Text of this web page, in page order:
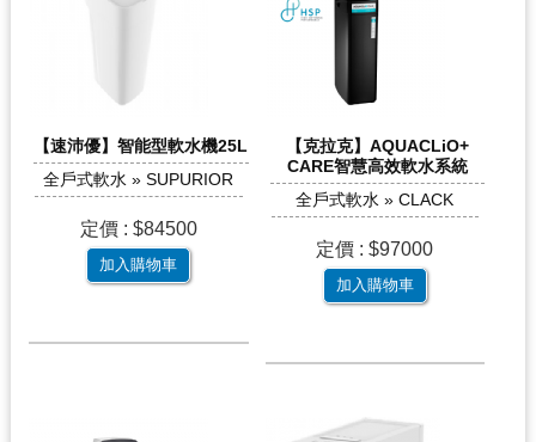
【速沛優】智能型軟水機25L
全戶式軟水 » SUPURIOR
定價 : $84500
加入購物車
【克拉克】AQUACLiO+
CARE智慧高效軟水系統
全戶式軟水 » CLACK
定價 : $97000
加入購物車